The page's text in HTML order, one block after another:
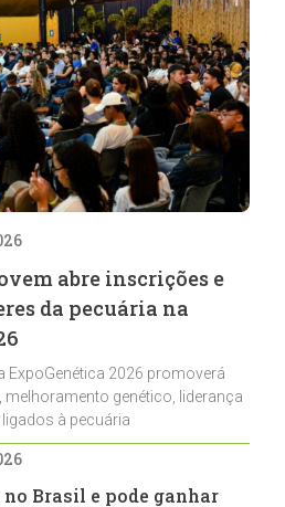
abre inscrições e
da pecuária na
ExpoGenética 2026 promoverá
genético, liderança
à pecuária
Brasil e pode ganhar